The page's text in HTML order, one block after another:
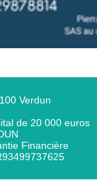
Verdun
de 20 000 euros
Financière